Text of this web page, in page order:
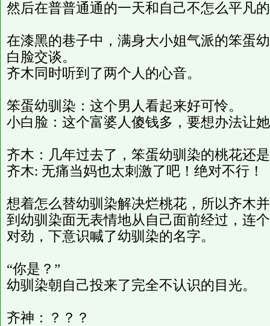
然后在普普通通的一天和自己不怎么平凡
在漆黑的巷子中，满身大小姐气派的笨蛋
白脸交谈。
齐木同时听到了两个人的心音。
笨蛋幼驯染：这个男人看起来好可怜。
小白脸：这个富婆人傻钱多，要想办法让
齐木：几年过去了，笨蛋幼驯染的桃花还
齐木: 无痛当妈也太刺激了吧！绝对不行！
想着怎么替幼驯染解决烂桃花，所以齐木
到幼驯染面无表情地从自己面前经过，连
对劲，下意识喊了幼驯染的名字。
“你是？”
幼驯染朝自己投来了完全不认识的目光。
齐神：？？？